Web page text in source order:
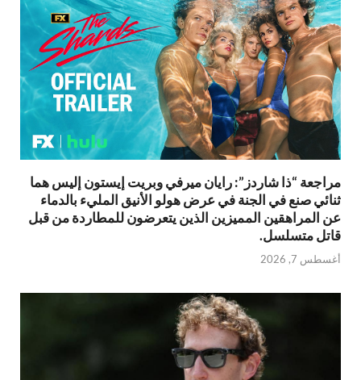
مراجعة “ذا شاردز”: رايان ميرفي وبريت إيستون إليس هما
ثنائي صنع في الجنة في عرض هولو الأنيق المليء بالدماء
عن المراهقين المميزين الذين يتعرضون للمطاردة من قبل
قاتل متسلسل.
أغسطس 7, 2026